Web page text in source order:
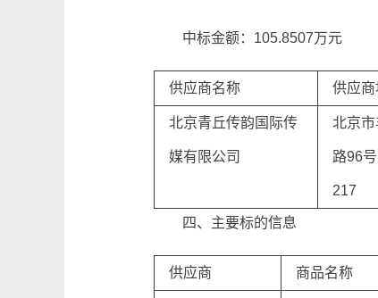
中标金额：105.8507万元
供应商名称 供应
北京青丘传韵国际传
媒有限公司
北京
路96
217
四、主要标的信息
供应商 商品名称